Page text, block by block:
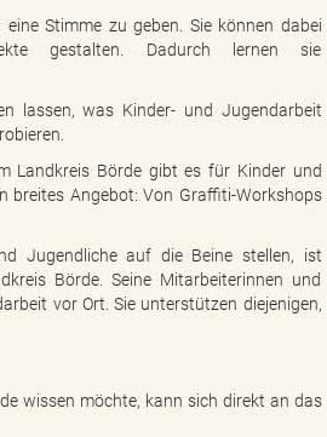
Stimme zu geben. Sie können dabei
gestalten. Dadurch lernen sie
lassen, was Kinder- und Jugendarbeit
Landkreis Börde gibt es für Kinder und
breites Angebot: Von Graffiti-Workshops
Jugendliche auf die Beine stellen, ist
Börde. Seine Mitarbeiterinnen und
vor Ort. Sie unterstützen diejenigen,
wissen möchte, kann sich direkt an das